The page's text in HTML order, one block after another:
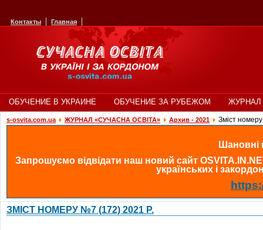
Контакты Главная
ОБУЧЕНИЕ В УКРАИНЕ ОБУЧЕНИЕ ЗА РУБЕЖОМ ЖУРНАЛ
s-osvita.com.ua ЖУРНАЛ «СУЧАСНА ОСВІТА» Архив - 2021 Зміст
Шановні
Запрошуємо відвідати наш новий сайт
українських і
ЗМІСТ НОМЕРУ №7 (172) 2021 Р.